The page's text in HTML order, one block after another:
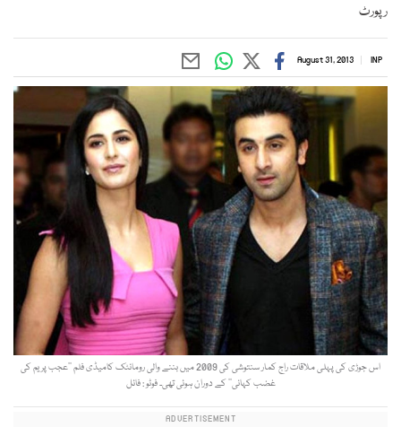
رپورٹ
INP
August 31, 2013
اس جوڑی کی پہلی ملاقات راج کمار سنتوشی کی 2009 میں بننے والی رومانٹک کامیڈی فلم ’’عجب پریم کی
غضب کہانی‘‘ کے دوران ہوئی تھی۔ فوٹو : فائل